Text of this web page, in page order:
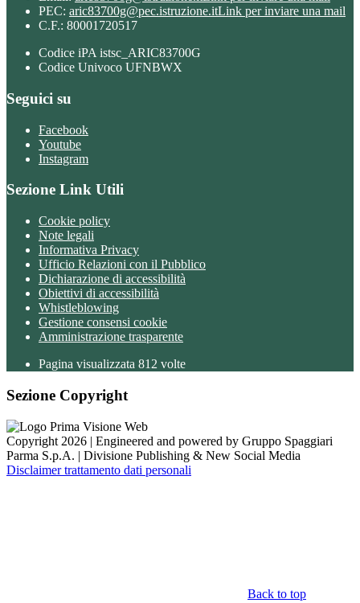
PEC: aric83700g@pec.istruzione.itLink per inviare una mail
C.F.: 80001720517
Codice iPA istsc_ARIC83700G
Codice Univoco UFNBWX
Seguici su
Facebook
Youtube
Instagram
Sezione Link Utili
Cookie policy
Note legali
Informativa Privacy
Ufficio Relazioni con il Pubblico
Dichiarazione di accessibilità
Obiettivi di accessibilità
Whistleblowing
Gestione consensi cookie
Amministrazione trasparente
Pagina visualizzata 812 volte
Sezione Copyright
Copyright 2026 | Engineered and powered by Gruppo Spaggiari
Parma S.p.A. | Divisione Publishing & New Social Media
Disclaimer trattamento dati personali
Back to top